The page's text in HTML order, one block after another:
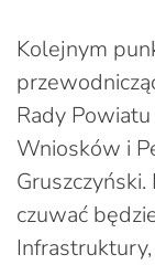
Kolejnym
Rady
Wniosków i
czuwać